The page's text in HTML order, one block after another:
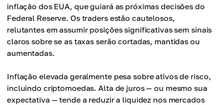
inflação dos EUA, que guiará as próximas decisões do
Federal Reserve. Os traders estão cautelosos,
relutantes em assumir posições significativas sem sinais
claros sobre se as taxas serão cortadas, mantidas ou
aumentadas.
Inflação elevada geralmente pesa sobre ativos de risco,
incluindo criptomoedas. Alta de juros — ou mesmo sua
expectativa — tende a reduzir a liquidez nos mercados